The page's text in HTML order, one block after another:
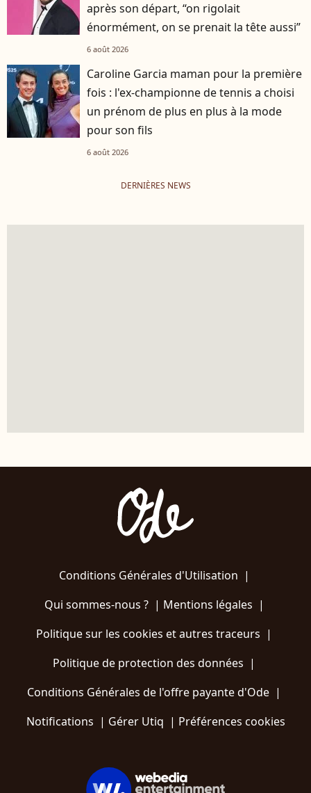
après son départ, “on rigolait
énormément, on se prenait la tête aussi”
6 août 2026
Caroline Garcia maman pour la première
fois : l'ex-championne de tennis a choisi
un prénom de plus en plus à la mode
pour son fils
6 août 2026
DERNIÈRES NEWS
Conditions Générales d'Utilisation |
Qui sommes-nous ?| Mentions légales |
Politique sur les cookies et autres traceurs |
Politique de protection des données |
Conditions Générales de l'offre payante d'Ode |
Notifications | Gérer Utiq | Préférences cookies